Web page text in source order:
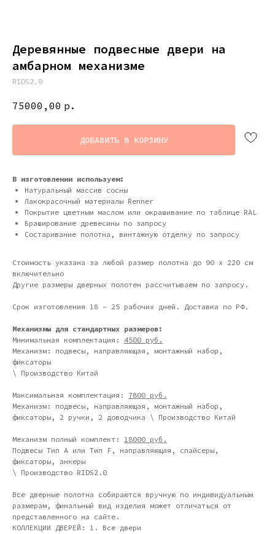
Деревянные подвесные двери на
амбарном механизме
RIDS2.0
75000,00 р.
ДОБАВИТЬ В КОРЗИНУ
В изготовлении используем:
Натуральный массив сосны
Лакокрасочный материалы Renner
Покрытие цветным маслом или окрашивание по таблице RAL
Браширование древесины по запросу
Состаривание полотна, винтажную отделку по запросу
Стоимость указана за любой размер полотна до 90 х 220 см
включительно
Другие размеры дверных полотен рассчитываем по запросу.
Срок изготовления 18 - 25 рабочих дней. Доставка по РФ.
Механизмы для стандартных размеров:
Минимальная комплектация: 4500 руб.
Механизм: подвесы, направляющая, монтажный набор,
фиксаторы
\ Производство Китай
Максимальная комплектация: 7800 руб.
Механизм: подвесы, направляющая, монтажный набор,
фиксаторы, 2 ручки, 2 доводчика \ Производство Китай
Механизм полный комплект: 18000 руб.
Подвесы Тип А или Тип F, направляющая, спайсеры,
фиксаторы, анкеры
\ Производство RIDS2.0
Все дверные полотна собираются вручную по индивидуальным
размерам, финальный вид изделия может отличаться от
представленного на сайте.
КОЛЛЕКЦИИ ДВЕРЕЙ: 1. Все двери
Дизайн мастерская RIDS2.0®
Москва - производство картин
на холсте ( Москва,
18 | СБ 10-16 \ Посещение — по
предварительной записи)
Сочи - Производство дверей и
мебели (Доставка по РФ )
Связь с нами:
Из-за большого количества
спама предпочитаем общение
через мессенджеры. Главный